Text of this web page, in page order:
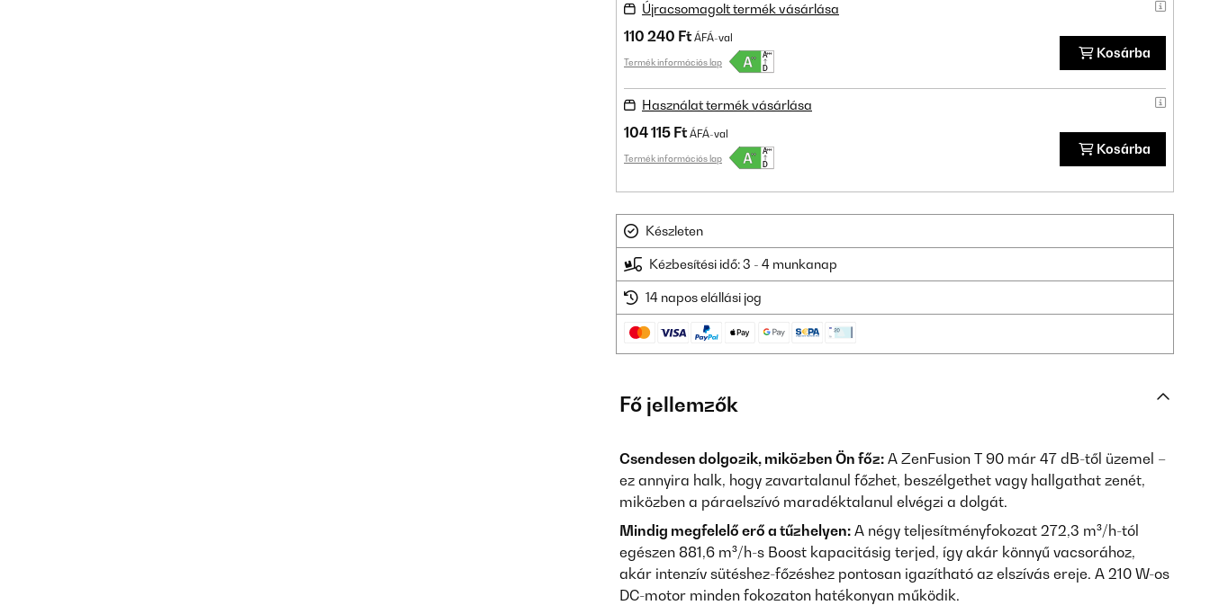
Újracsomagolt termék vásárlása
110 240 Ft ÁFÁ-val
Termék információs lap
Kosárba
Használat termék vásárlása
104 115 Ft ÁFÁ-val
Termék információs lap
Kosárba
Készleten
Kézbesítési idő: 3 - 4 munkanap
14 napos elállási jog
Fő jellemzők
Csendesen dolgozik, miközben Ön főz: A ZenFusion T 90 már 47 dB-től üzemel –
ez annyira halk, hogy zavartalanul főzhet, beszélgethet vagy hallgathat zenét,
miközben a páraelszívó maradéktalanul elvégzi a dolgát.
Mindig megfelelő erő a tűzhelyen: A négy teljesítményfokozat 272,3 m³/h-tól
egészen 881,6 m³/h-s Boost kapacitásig terjed, így akár könnyű vacsorához,
akár intenzív sütéshez-főzéshez pontosan igazítható az elszívás ereje. A 210 W-os
DC-motor minden fokozaton hatékonyan működik.